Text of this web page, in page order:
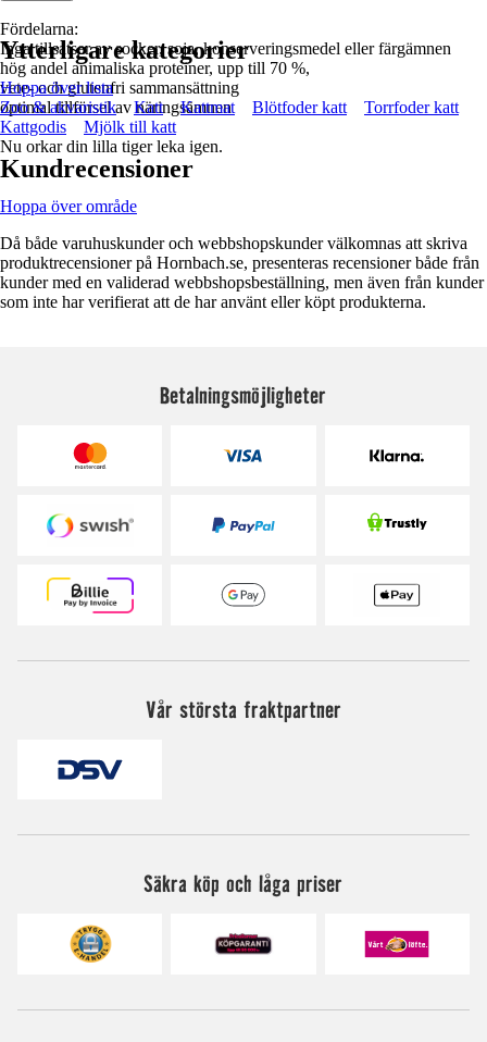
Fördelarna:
Inga tillsatser av socker, soja, konserveringsmedel eller färgämnen
hög andel animaliska proteiner, upp till 70 %,
vete- och glutenfri sammansättning
optimal tillförsel av näringsämnen
Nu orkar din lilla tiger leka igen.
Ytterligare kategorier
Hoppa över lista
Zoo & akvaristik
Katt Kattmat Blötfoder katt
Torrfoder katt
Kattgodis
Mjölk till katt
Kundrecensioner
Hoppa över område
Då både varuhuskunder och webbshopskunder välkomnas att skriva
produktrecensioner på Hornbach.se, presenteras recensioner både från
kunder med en validerad webbshopsbeställning, men även från kunder
som inte har verifierat att de har använt eller köpt produkterna.
Betalningsmöjligheter
Vår största fraktpartner
Säkra köp och låga priser